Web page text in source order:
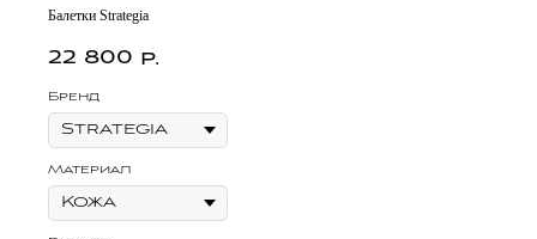
Балетки Strategia
22 800 р.
Бренд
Материал